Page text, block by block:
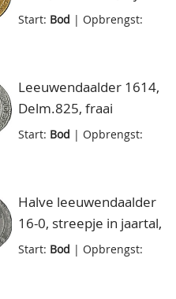
fdc
Start: Bod | Opbrengst:
Leeuwendaalder 1614,
Delm.825, fraai
Start: Bod | Opbrengst:
Halve leeuwendaalder
16-0, streepje in jaartal,
Delm.869, fraai
Start: Bod | Opbrengst: